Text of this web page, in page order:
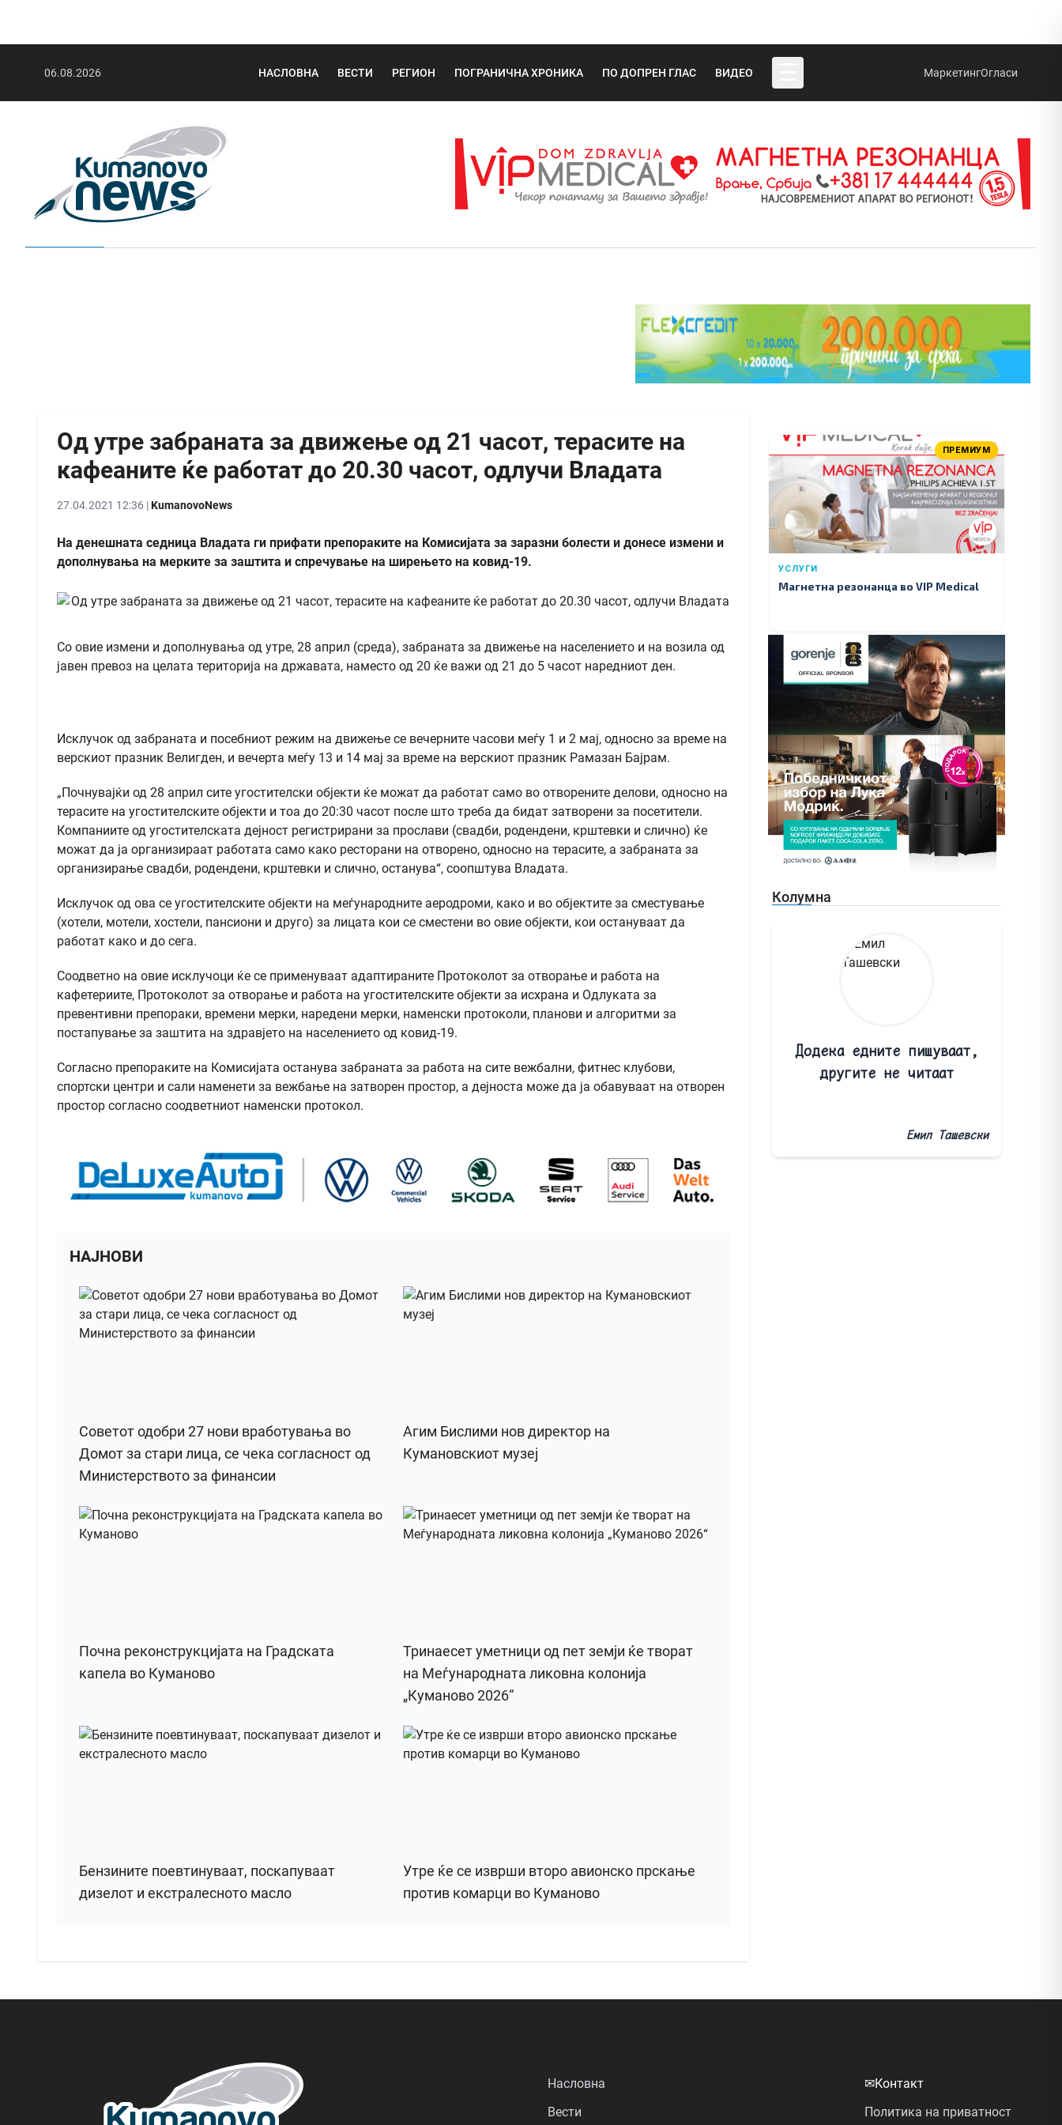
06.08.2026 НАСЛОВНА ВЕСТИ РЕГИОН ПОГРАНИЧНА ХРОНИКА ПО ДОПРЕН ГЛАС ВИДЕО МаркетингОгласи
Од утре забраната за движење од 21 часот, терасите на
кафеаните ќе работат до 20.30 часот, одлучи Владата
27.04.2021 12:36 |KumanovoNews
На денешната седница Владата ги прифати препораките на Комисијата за заразни болести и донесе измени и
дополнувања на мерките за заштита и спречување на ширењето на ковид-19.
Со овие измени и дополнувања од утре, 28 април (среда), забраната за движење на населението и на возила од
јавен превоз на целата територија на државата, наместо од 20 ќе важи од 21 до 5 часот наредниот ден.
Исклучок од забраната и посебниот режим на движење се вечерните часови меѓу 1 и 2 мај, односно за време на
верскиот празник Велигден, и вечерта меѓу 13 и 14 мај за време на верскиот празник Рамазан Бајрам.
„Почнувајќи од 28 април сите угостителски објекти ќе можат да работат само во отворените делови, односно на
терасите на угостителските објекти и тоа до 20:30 часот после што треба да бидат затворени за посетители.
Компаниите од угостителската дејност регистрирани за прослави (свадби, родендени, крштевки и слично) ќе
можат да ја организираат работата само како ресторани на отворено, односно на терасите, а забраната за
организирање свадби, родендени, крштевки и слично, останува“, соопштува Владата.
Исклучок од ова се угостителските објекти на меѓународните аеродроми, како и во објектите за сместување
(хотели, мотели, хостели, пансиони и друго) за лицата кои се сместени во овие објекти, кои остануваат да
работат како и до сега.
Соодветно на овие исклучоци ќе се применуваат адаптираните Протоколот за отворање и работа на
кафетериите, Протоколот за отворање и работа на угостителските објекти за исхрана и Одлуката за
превентивни препораки, времени мерки, наредени мерки, наменски протоколи, планови и алгоритми за
постапување за заштита на здравјето на населението од ковид-19.
Согласно препораките на Комисијата останува забраната за работа на сите вежбални, фитнес клубови,
спортски центри и сали наменети за вежбање на затворен простор, а дејноста може да ја обавуваат на отворен
простор согласно соодветниот наменски протокол.
НАЈНОВИ
Советот одобри 27 нови вработувања во
Домот за стари лица, се чека согласност од
Министерството за финансии
Агим Бислими нов директор на
Кумановскиот музеј
Почна реконструкцијата на Градската
капела во Куманово
Тринаесет уметници од пет земји ќе творат
на Меѓународната ликовна колонија
„Куманово 2026“
Бензините поевтинуваат, поскапуваат
дизелот и екстралесното масло
Утре ќе се изврши второ авионско прскање
против комарци во Куманово
ПРЕМИУМ
УСЛУГИ
Магнетна резонанца во VIP Medical
Колумна
Додека едните пишуваат,
другите не читаат
Емил Ташевски
Насловна
Вести
✉Контакт
Политика на приватност